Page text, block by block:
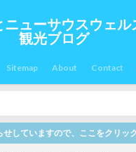
ニューサウスウェル
観光ブログ
Sitemap About Contact
クしてください。